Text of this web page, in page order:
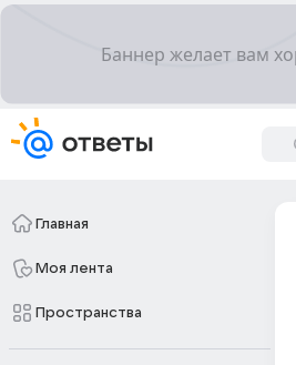
Главная
Моя лента
Пространства